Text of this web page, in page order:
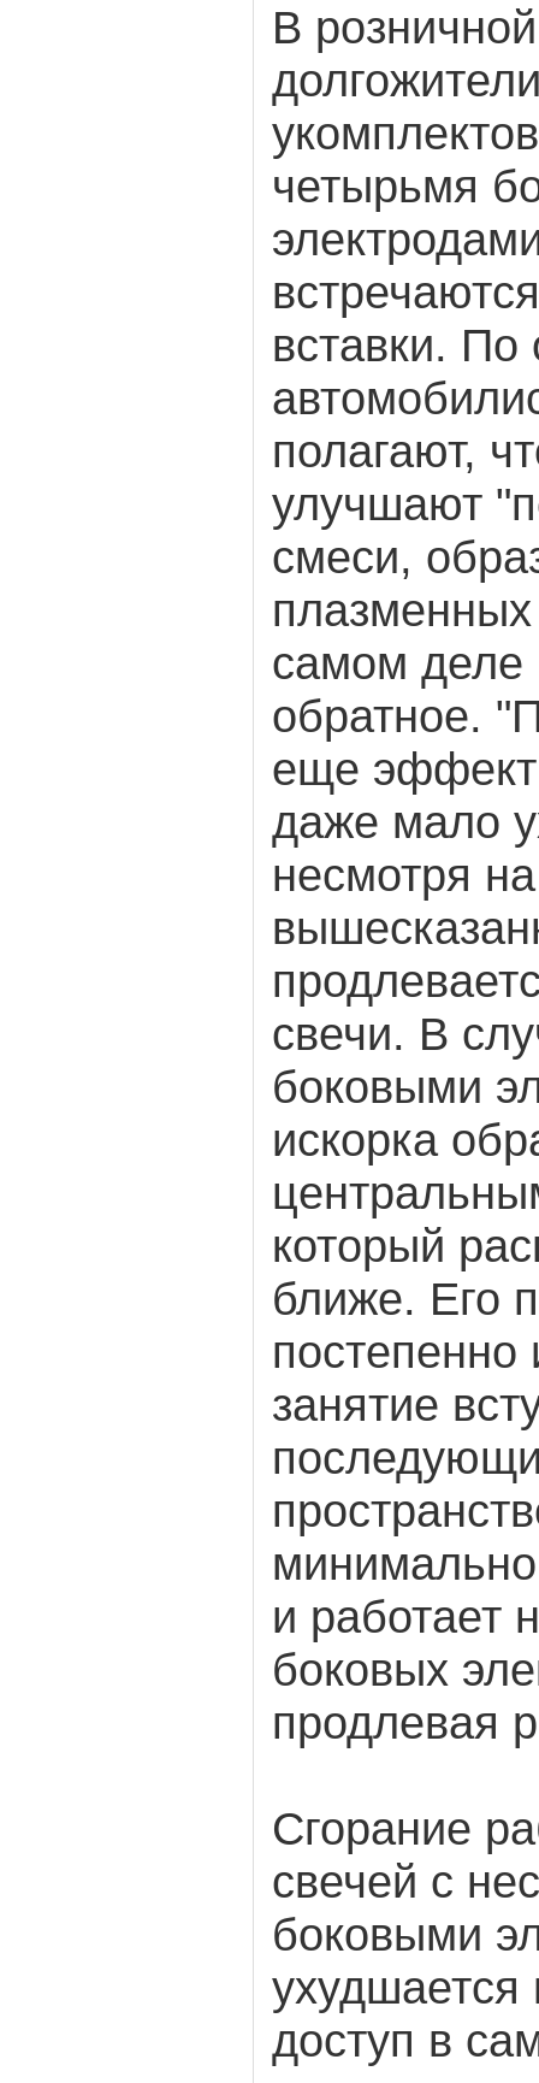
В
четырьмя
вставки.
полагают,
улучшают
смеси,
самом деле
обратное.
еще
даже мало
несмотря
свечи. В
боковыми
искорка
который
ближе. Его
постепенно
занятие
и работает
боковых
продлевая
Сгорание
свечей с
боковыми
ухудшается
доступ в